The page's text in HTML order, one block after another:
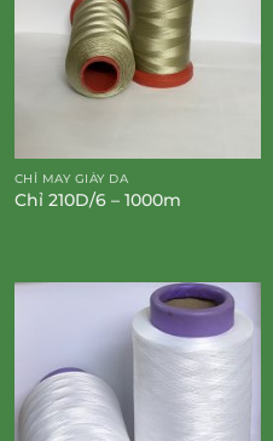
CHỈ MAY GIÀY DA
Chỉ 210D/6 – 1000m